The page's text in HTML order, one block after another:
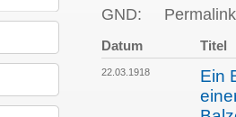
GND:
Datum Titel
22.03.1918
Ein